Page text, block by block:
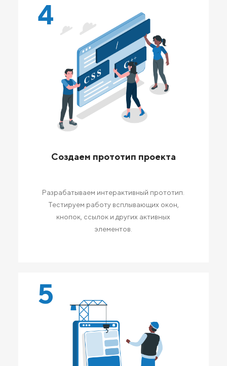
4
Создаем прототип проекта
Разрабатываем интерактивный прототип.
Тестируем работу всплывающих окон,
кнопок, ссылок и других активных
элементов.
5